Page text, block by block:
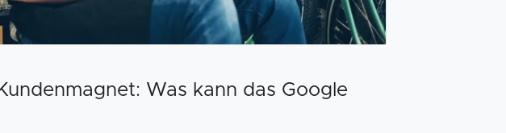
Was kann das Google